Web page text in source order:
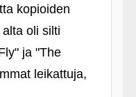
kopioiden
oli silti
ja "The
leikattuja,